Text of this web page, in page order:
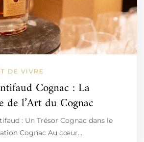
DE VIVRE
Cognac : La
de l’Art du Cognac
: Un Trésor Cognac dans le
Cognac Au cœur…